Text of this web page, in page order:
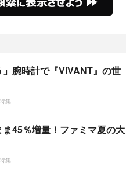
」腕時計で『VIVANT』の世
集
45％増量！ファミマ夏の大
集